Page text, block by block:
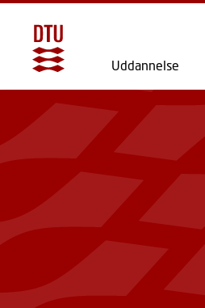
Uddannelse